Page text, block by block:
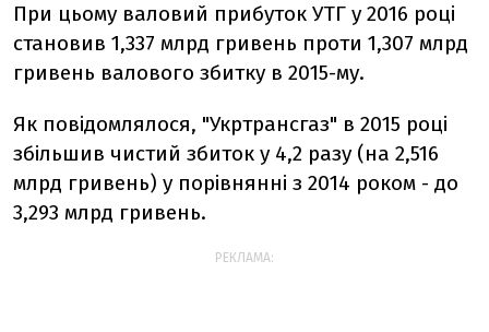
При цьому валовий прибуток УТГ у 2016 році
становив 1,337 млрд гривень проти 1,307 млрд
гривень валового збитку в 2015-му.
Як повідомлялося, "Укртрансгаз" в 2015 році
збільшив чистий збиток у 4,2 разу (на 2,516
млрд гривень) у порівнянні з 2014 роком - до
3,293 млрд гривень.
РЕКЛАМА: